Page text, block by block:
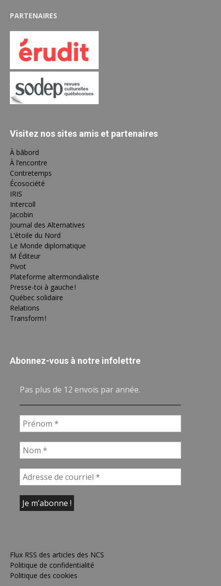
PARTENAIRES
Visitez nos sites amis et partenaires
À bâbord
À l’encontre
Contretemps
Écosociété
IRIS
Intercoll
Jacobin
Journal des Alternatives
L’étoile du Nord
Le Monde diplomatique
M Éditeur
Pivot
Plateforme altermondialiste
Presse-toi à gauche !
Québec solidaire
Relations
Transform !
Abonnez-vous à notre infolettre
Pas plus de 12 envois par année.
Flux RSS des articles des NCS
Politique de confidentialité
Politique des cookies